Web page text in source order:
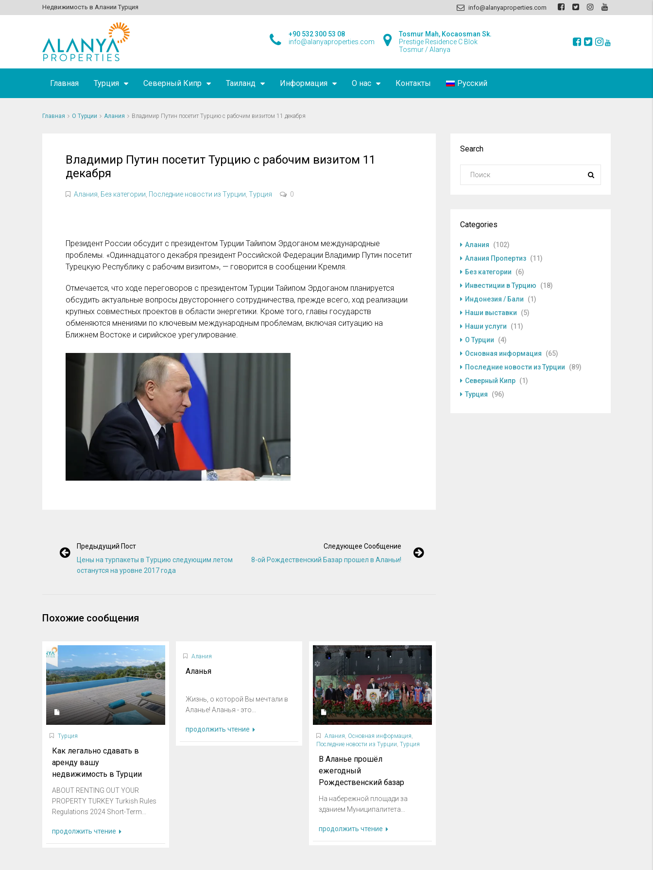
Недвижимость в Алании Турция info@alanyaproperties.com
Tosmur Mah, Kocaosman Sk.
Prestige Residence C Blok
Tosmur / Alanya
+90 532 300 53 08
info@alanyaproperties.com
Главная Турция Северный Кипр Таиланд Информация О нас Контакты Русский
Главная О Турции Алания Владимир Путин посетит Турцию с рабочим визитом 11 декабря
Владимир Путин посетит Турцию с рабочим визитом 11
декабря
Алания Без категории Последние новости из Турции Турция 0
Президент России обсудит с президентом Турции Тайипом Эрдоганом международные
проблемы. «Одиннадцатого декабря президент Российской Федерации Владимир Путин посетит
Турецкую Республику с рабочим визитом», — говорится в сообщении Кремля.
Отмечается, что ходе переговоров с президентом Турции Тайипом Эрдоганом планируется
обсудить актуальные вопросы двустороннего сотрудничества, прежде всего, ход реализации
крупных совместных проектов в области энергетики. Кроме того, главы государств
обменяются мнениями по ключевым международным проблемам, включая ситуацию на
Ближнем Востоке и сирийское урегулирование.
Предыдущий Пост
Цены на турпакеты в Турцию следующим летом
останутся на уровне 2017 года
Следующее Сообщение
8-ой Рождественский Базар прошел в Аланьи!
Похожие сообщения
Турция
Как легально сдавать в
аренду вашу
недвижимость в Турции
ABOUT RENTING OUT YOUR
PROPERTY TURKEY Turkish Rules
Regulations 2024 Short-Term...
продолжить чтение
Алания
Аланья
Жизнь, о которой Вы мечтали в
Аланье! Аланья - это...
продолжить чтение
Алания Основная информация
Последние новости из Турции ,Турция
В Аланье прошёл
ежегодный
Рождественский базар
На набережной площади за
зданием Муниципалитета...
продолжить чтение
Search
Categories
Алания
(102)
Алания Пропертиз (11)
Без категории
(6)
Инвестиции в Турцию
(18)
Индонезия / Бали
(1)
Наши выставки
(5)
Наши услуги
(11)
О Турции
(4)
Основная информация
(65)
Последние новости из Турции
(89)
Северный Кипр (1)
Турция
(96)